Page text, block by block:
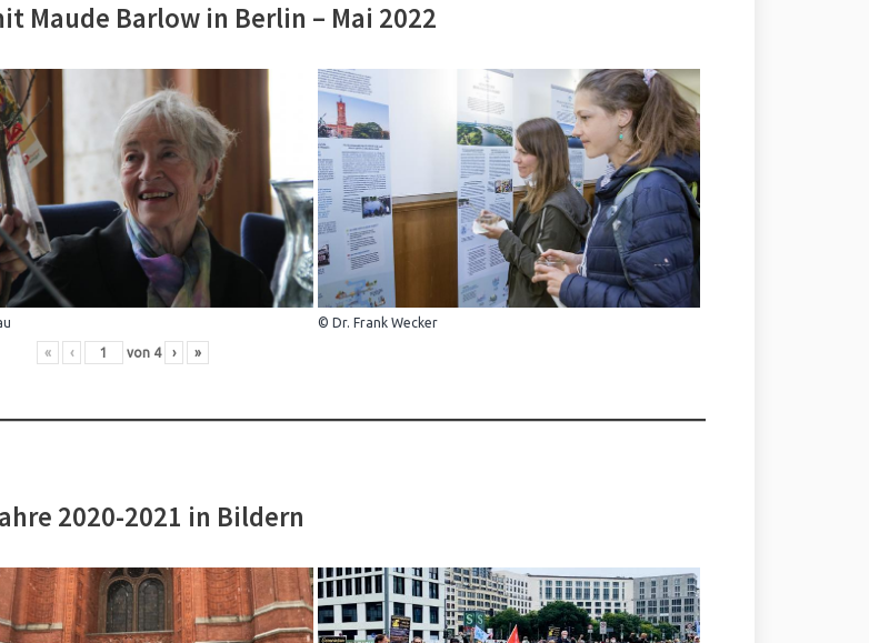
Maude Barlow in Berlin – Mai 2022
© Dr. Frank Wecker
« ‹ von 4 › »
2020-2021 in Bildern